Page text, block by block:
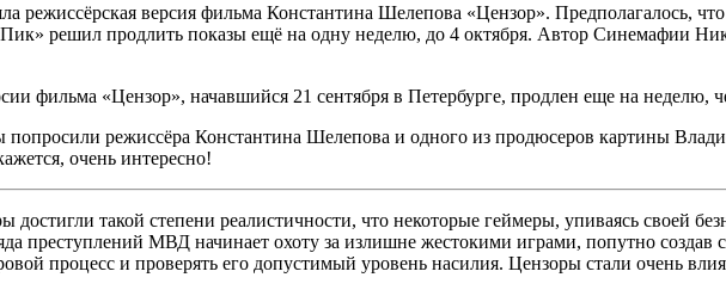
режиссёрская версия фильма Константина Шелепова «Цензор». Предполагалось,
решил продлить показы ещё на одну неделю, до 4 октября. Автор Синемафии
фильма «Цензор», начавшийся 21 сентября в Петербурге, продлен еще на неделю,
режиссёра Константина Шелепова и одного из продюсеров картины
очень интересно!
такой степени реалистичности, что некоторые геймеры, упиваясь своей
преступлений МВД начинает охоту за излишне жестокими играми, попутно
процесс и проверять его допустимый уровень насилия. Цензоры стали очень